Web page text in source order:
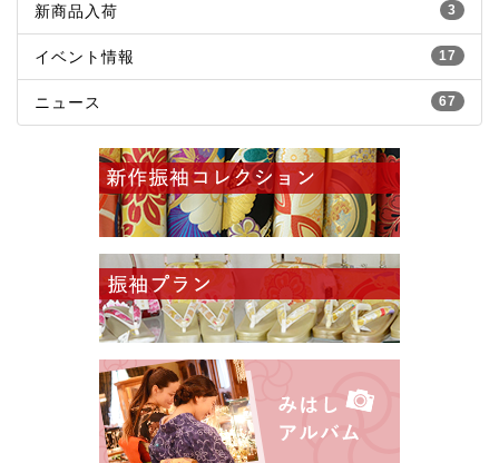
3
新商品入荷
17
イベント情報
67
ニュース